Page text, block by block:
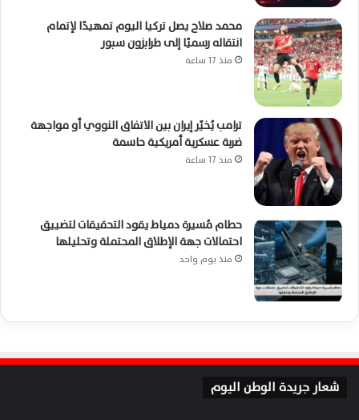
محمد صلاح يصل تركيا اليوم تمهيدًا لإتمام
انتقاله رسميًا إلى طرابزون سبور
منذ 17 ساعة
ترامب يُخيّر إيران بين الاتفاق النووي أو مواجهة
ضربة عسكرية أمريكية حاسمة
منذ 17 ساعة
حطام مُسيرة دمياط يقود التحقيقات لتضييق
احتمالات جهة الإطلاق المحتملة وتحليلها
منذ يوم واحد
شعار جريدة الوطن اليوم